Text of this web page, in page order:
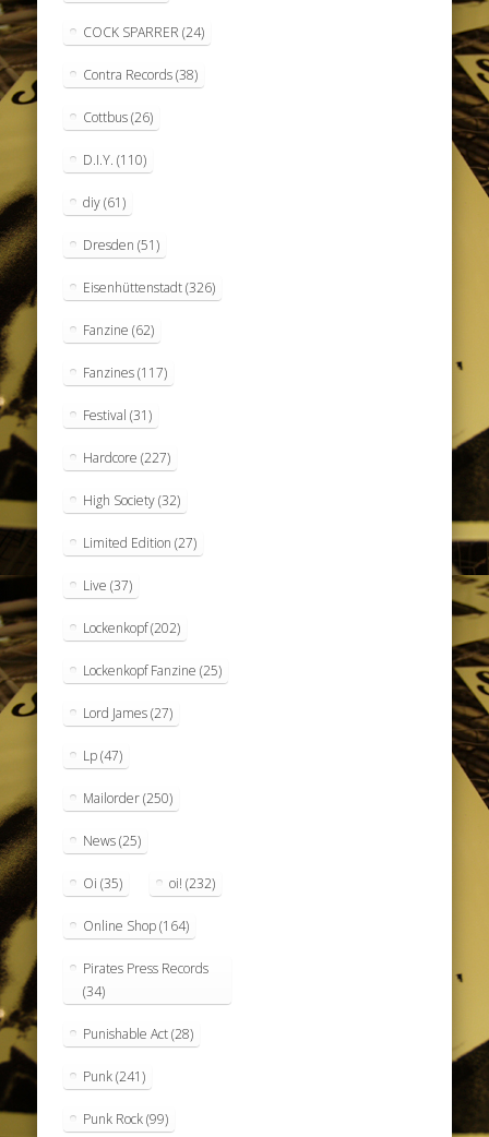
COCK SPARRER (24)
Contra Records(38)
Cottbus(26)
D.I.Y. (110)
diy(61)
Dresden (51)
Eisenhüttenstadt(326)
Fanzine (62)
Fanzines(117)
Festival (31)
Hardcore (227)
High Society(32)
Limited Edition (27)
Live (37)
Lockenkopf(202)
Lockenkopf Fanzine (25)
Lord James(27)
Lp(47)
Mailorder(250)
News(25)
Oi (35) oi! (232)
Online Shop(164)
Pirates Press Records
(34)
Punishable Act(28)
Punk(241)
Punk Rock(99)